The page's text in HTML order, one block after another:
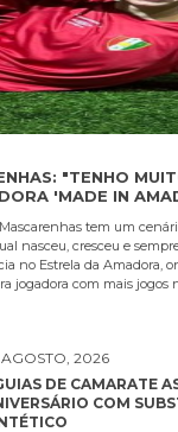
"TENHO
'MADE IN
tem um
nasceu, cresceu e
no Estrela da Amadora,
jogadora com mais jogos
2026
DE CAMARATE
COM